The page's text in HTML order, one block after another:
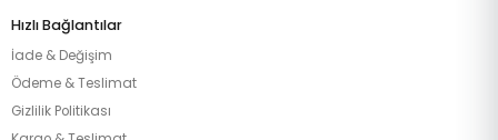
Hızlı Bağlantılar
İade & Değişim
Ödeme & Teslimat
Gizlilik Politikası